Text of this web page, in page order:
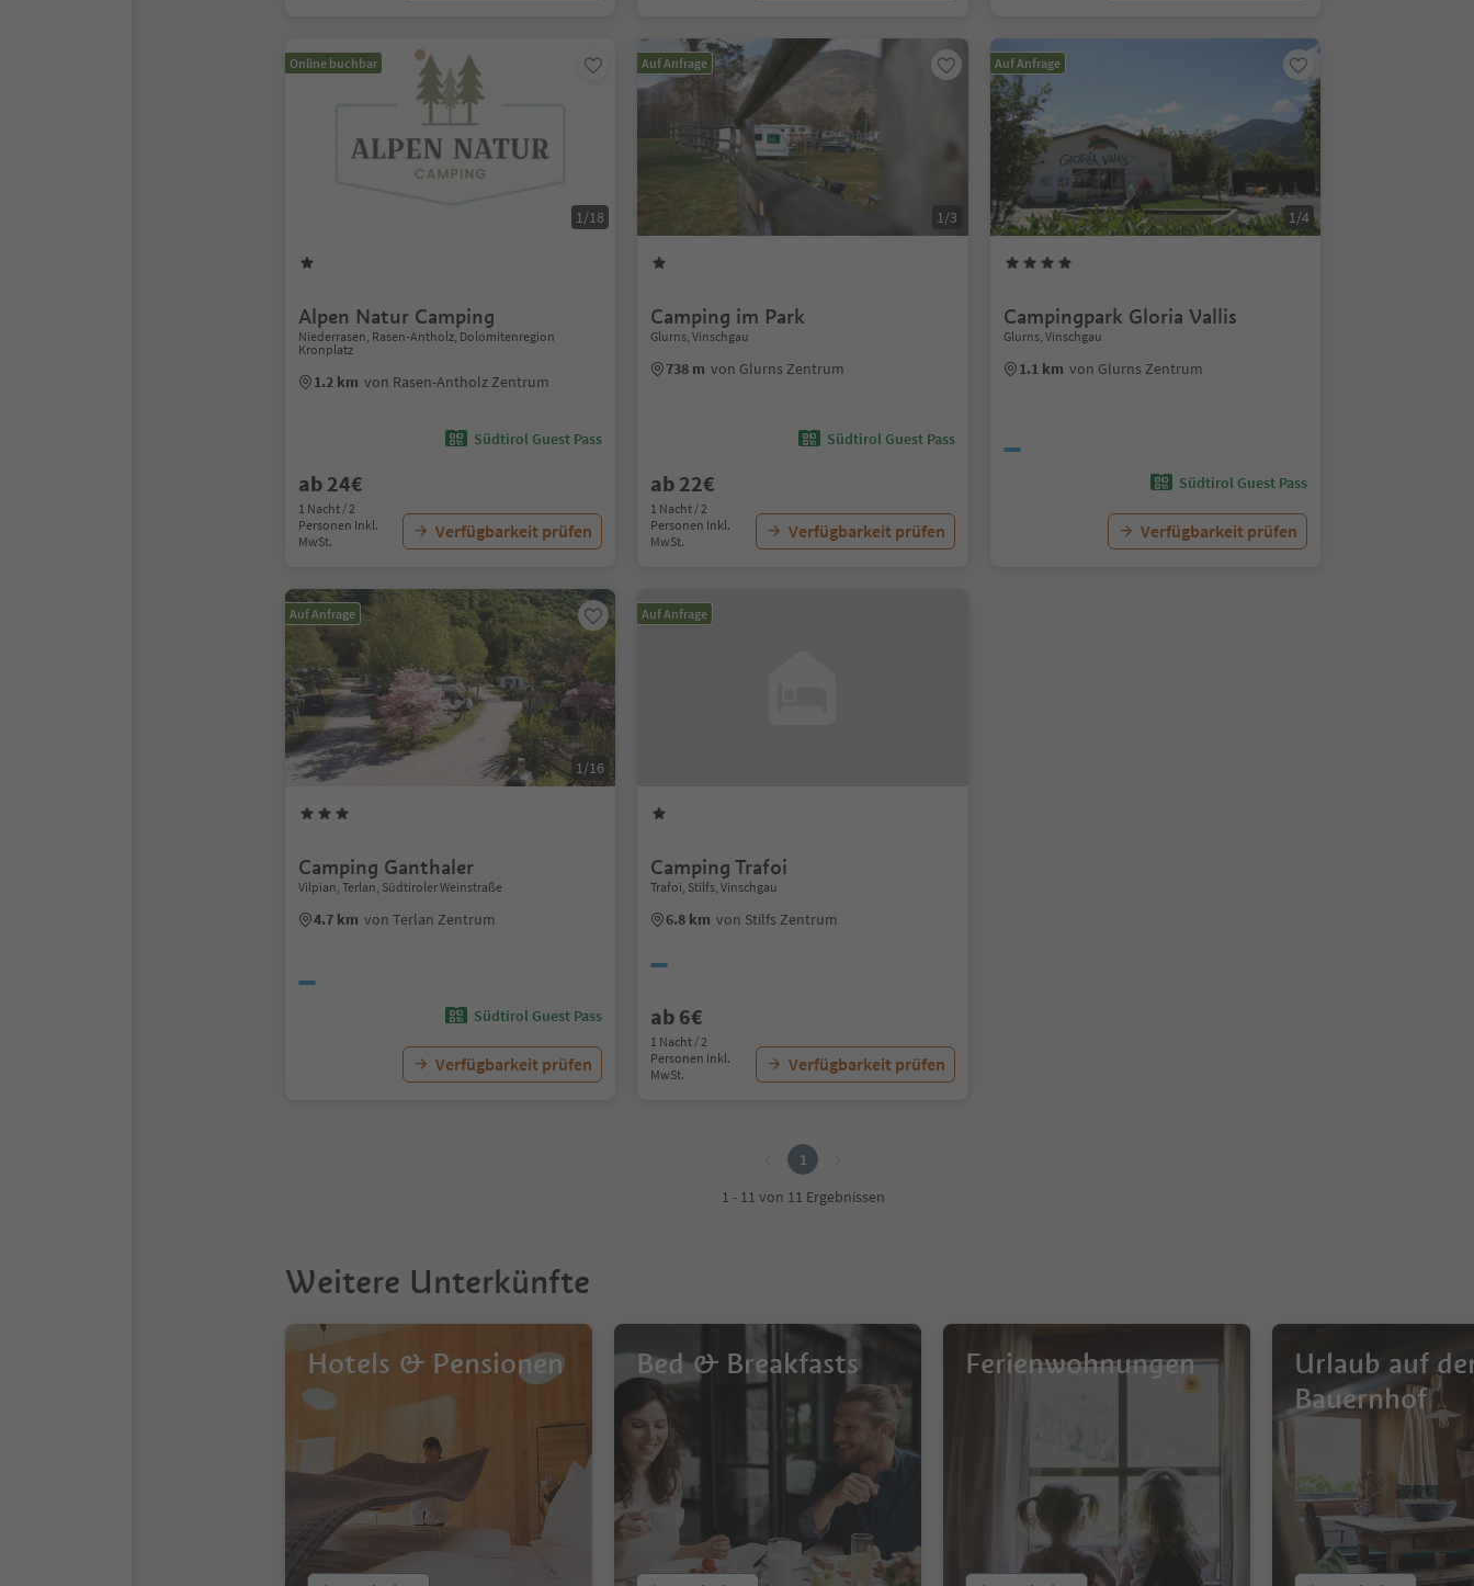
Online buchbar
1/18
Alpen Natur Camping
Niederrasen, Rasen-Antholz, Dolomitenregion
Kronplatz
1.2 km von Rasen-Antholz Zentrum
Südtirol Guest Pass
ab 24€
1 Nacht / 2
Personen Inkl.
MwSt.
Verfügbarkeit prüfen
Auf Anfrage
1/3
Camping im Park
Glurns, Vinschgau
738 m von Glurns Zentrum
Südtirol Guest Pass
ab 22€
1 Nacht / 2
Personen Inkl.
MwSt.
Verfügbarkeit prüfen
Auf Anfrage
1/4
Campingpark Gloria Vallis
Glurns, Vinschgau
1.1 km von Glurns Zentrum
Südtirol Guest Pass
Verfügbarkeit prüfen
Auf Anfrage
1/16
Camping Ganthaler
Vilpian, Terlan, Südtiroler Weinstraße
4.7 km von Terlan Zentrum
Südtirol Guest Pass
Verfügbarkeit prüfen
Auf Anfrage
Camping Trafoi
Trafoi, Stilfs, Vinschgau
6.8 km von Stilfs Zentrum
ab 6€
1 Nacht / 2
Personen Inkl.
MwSt.
Verfügbarkeit prüfen
1
1 - 11 von 11 Ergebnissen
Weitere Unterkünfte
Hotels & Pensionen Bed & Breakfasts Ferienwohnungen
Urlaub auf
Bauernhof